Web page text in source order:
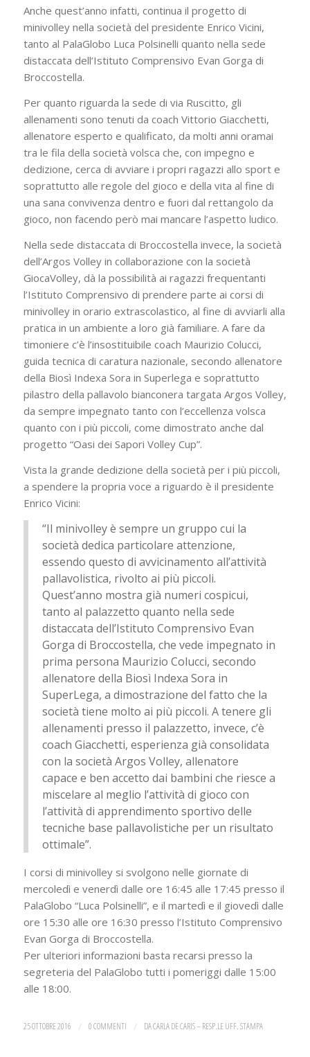
Anche quest’anno infatti, continua il progetto di
minivolley nella società del presidente Enrico Vicini,
tanto al PalaGlobo Luca Polsinelli quanto nella sede
distaccata dell’Istituto Comprensivo Evan Gorga di
Broccostella.
Per quanto riguarda la sede di via Ruscitto, gli
allenamenti sono tenuti da coach Vittorio Giacchetti,
allenatore esperto e qualificato, da molti anni oramai
tra le fila della società volsca che, con impegno e
dedizione, cerca di avviare i propri ragazzi allo sport e
soprattutto alle regole del gioco e della vita al fine di
una sana convivenza dentro e fuori dal rettangolo da
gioco, non facendo però mai mancare l’aspetto ludico.
Nella sede distaccata di Broccostella invece, la società
dell’Argos Volley in collaborazione con la società
GiocaVolley, dà la possibilità ai ragazzi frequentanti
l’Istituto Comprensivo di prendere parte ai corsi di
minivolley in orario extrascolastico, al fine di avviarli alla
pratica in un ambiente a loro già familiare. A fare da
timoniere c’è l’insostituibile coach Maurizio Colucci,
guida tecnica di caratura nazionale, secondo allenatore
della Biosì Indexa Sora in Superlega e soprattutto
pilastro della pallavolo bianconera targata Argos Volley,
da sempre impegnato tanto con l’eccellenza volsca
quanto con i più piccoli, come dimostrato anche dal
progetto “Oasi dei Sapori Volley Cup”.
Vista la grande dedizione della società per i più piccoli,
a spendere la propria voce a riguardo è il presidente
Enrico Vicini:
“Il minivolley è sempre un gruppo cui la
società dedica particolare attenzione,
essendo questo di avvicinamento all’attività
pallavolistica, rivolto ai più piccoli.
Quest’anno mostra già numeri cospicui,
tanto al palazzetto quanto nella sede
distaccata dell’Istituto Comprensivo Evan
Gorga di Broccostella, che vede impegnato in
prima persona Maurizio Colucci, secondo
allenatore della Biosì Indexa Sora in
SuperLega, a dimostrazione del fatto che la
società tiene molto ai più piccoli. A tenere gli
allenamenti presso il palazzetto, invece, c’è
coach Giacchetti, esperienza già consolidata
con la società Argos Volley, allenatore
capace e ben accetto dai bambini che riesce a
miscelare al meglio l’attività di gioco con
l’attività di apprendimento sportivo delle
tecniche base pallavolistiche per un risultato
ottimale”.
I corsi di minivolley si svolgono nelle giornate di
mercoledì e venerdì dalle ore 16:45 alle 17:45 presso il
PalaGlobo “Luca Polsinelli”, e il martedì e il giovedì dalle
ore 15:30 alle ore 16:30 presso l’Istituto Comprensivo
Evan Gorga di Broccostella.
Per ulteriori informazioni basta recarsi presso la
segreteria del PalaGlobo tutti i pomeriggi dalle 15:00
alle 18:00.
25 OTTOBRE 2016 / 0 COMMENTI / DACARLA DE CARIS – RESP.LE UFF. STAMPA